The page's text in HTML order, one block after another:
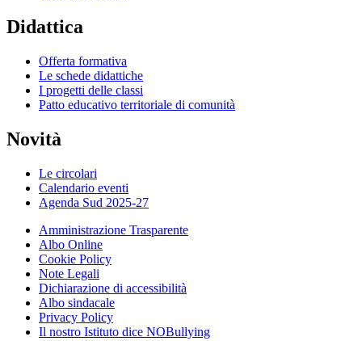
Didattica
Offerta formativa
Le schede didattiche
I progetti delle classi
Patto educativo territoriale di comunità
Novità
Le circolari
Calendario eventi
Agenda Sud 2025-27
Amministrazione Trasparente
Albo Online
Cookie Policy
Note Legali
Dichiarazione di accessibilità
Albo sindacale
Privacy Policy
Il nostro Istituto dice NOBullying